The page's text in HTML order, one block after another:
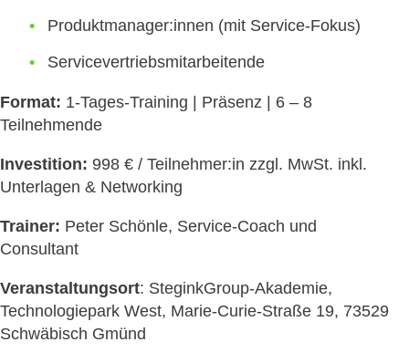
Produktmanager:innen (mit Service-Fokus)
Servicevertriebsmitarbeitende
Format: 1-Tages-Training | Präsenz | 6 – 8
Teilnehmende
Investition: 998 € / Teilnehmer:in zzgl. MwSt. inkl.
Unterlagen & Networking
Trainer: Peter Schönle, Service-Coach und
Consultant
Veranstaltungsort: SteginkGroup-Akademie,
Technologiepark West, Marie-Curie-Straße 19, 73529
Schwäbisch Gmünd